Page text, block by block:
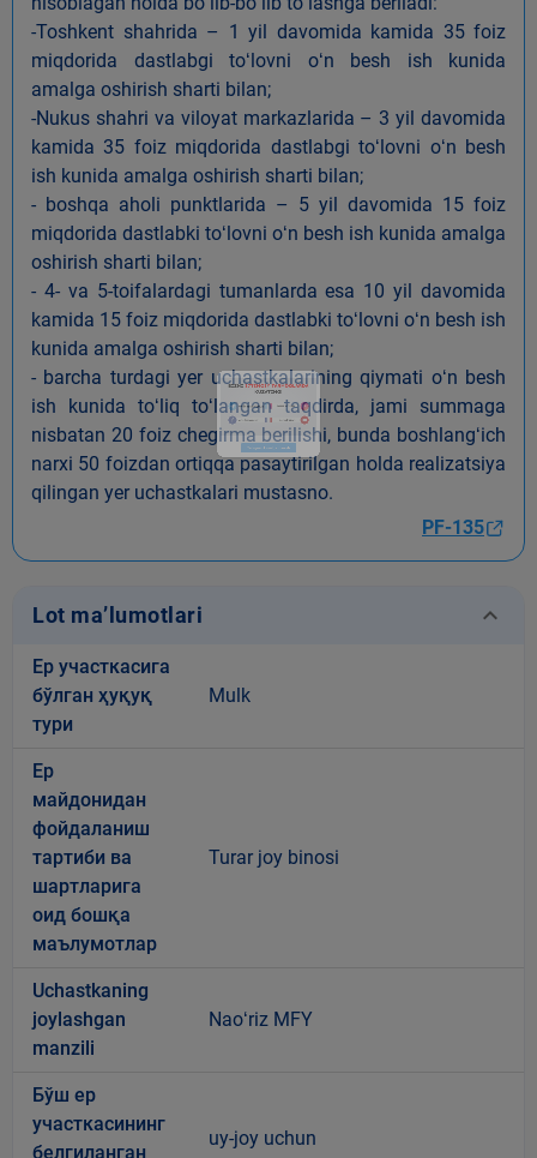
-Toshkent shahrida – 1 yil davomida kamida 35 foiz
miqdorida dastlabgi toʻlovni oʻn besh ish kunida
amalga oshirish sharti bilan;
-Nukus shahri va viloyat markazlarida – 3 yil davomida
kamida 35 foiz miqdorida dastlabgi toʻlovni oʻn besh
ish kunida amalga oshirish sharti bilan;
- boshqa aholi punktlarida – 5 yil davomida 15 foiz
miqdorida dastlabki toʻlovni oʻn besh ish kunida amalga
oshirish sharti bilan;
- 4- va 5-toifalardagi tumanlarda esa 10 yil davomida
kamida 15 foiz miqdorida dastlabki toʻlovni oʻn besh ish
kunida amalga oshirish sharti bilan;
- barcha turdagi yer uchastkalarining qiymati oʻn besh
ish kunida toʻliq toʻlangan taqdirda, jami summaga
nisbatan 20 foiz chegirma berilishi, bunda boshlangʻich
narxi 50 foizdan ortiqqa pasaytirilgan holda realizatsiya
qilingan yer uchastkalari mustasno.
PF-135
Lot ma’lumotlari keyboard_arrow_down
Ер участкасига
бўлган ҳуқуқ
тури
Mulk
Ер
майдонидан
фойдаланиш
тартиби ва
шартларига
оид бошқа
маълумотлар
Turar joy binosi
Uchastkaning
joylashgan
manzili
Naoʻriz MFY
Бўш ер
участкасининг
белгиланган
uy-joy uchun